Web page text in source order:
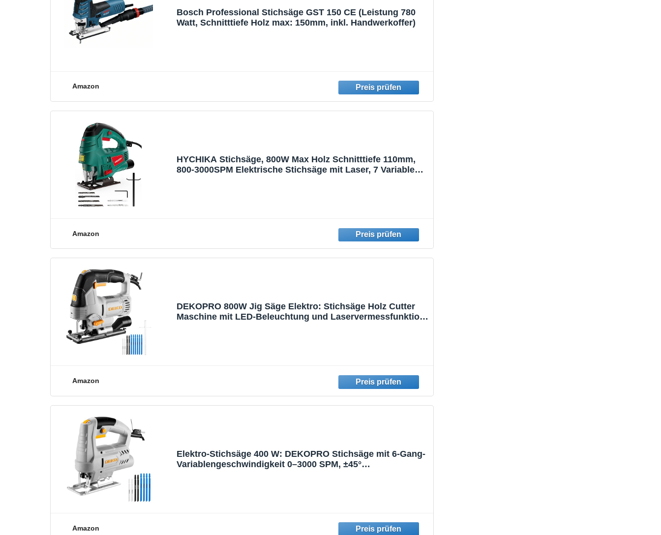
Bosch Professional Stichsäge GST 150 CE (Leistung 780
Watt, Schnitttiefe Holz max: 150mm, inkl. Handwerkoffer)
Amazon
HYCHIKA Stichsäge, 800W Max Holz Schnitttiefe 110mm,
800-3000SPM Elektrische Stichsäge mit Laser, 7 Variable
Amazon
DEKOPRO 800W Jig Säge Elektro: Stichsäge Holz Cutter
Maschine mit LED-Beleuchtung und Laservermessfunktion
Amazon
Elektro-Stichsäge 400 W: DEKOPRO Stichsäge mit 6-Gang-
Variablengeschwindigkeit 0–3000 SPM, ±45°
Amazon